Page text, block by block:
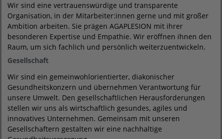
Wir sind eine vertrauenswürdige und transparente
Organisation, in der Mitarbeiter:innen gerne und mit großer
Ambition arbeiten. Sie prägen AGAPLESION mit ihrer
besonderen Expertise und Empathie. Wir eröffnen ihnen den
Raum, um sich fachlich und persönlich weiterzuentwickeln.
Gesellschaft
Wir sind ein gemeinwohlorientierter, diakonischer
Gesundheitskonzern und übernehmen Verantwortung für
unsere Umwelt. Den gesellschaftlichen Herausforderungen
stellen wir uns als wirtschaftlich gesundes, agiles und
innovatives Unternehmen. Gemeinsam mit unseren
Gesellschaftern gestalten wir eine nachhaltige